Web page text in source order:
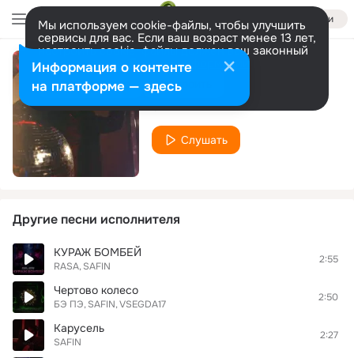
Войти
Мы используем cookie-файлы, чтобы улучшить
сервисы для вас. Если ваш возраст менее 13 лет,
настроить cookie-файлы должен ваш законный
представитель. Больше информации
Разрешить все Настроить
Локоны
SAFIN
Слушать
Другие песни исполнителя
КУРАЖ БОМБЕЙ
RASA SAFIN
2:55
Чертово колесо
БЭ ПЭ SAFIN VSEGDA17
2:50
Карусель
SAFIN
2:27
Информация о контенте
на платформе — здесь